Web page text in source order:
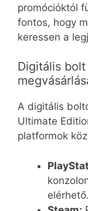
promócióktól
fontos, hogy
keressen a
Digitális
A digitális
Ultimate
platformok
elérhető.